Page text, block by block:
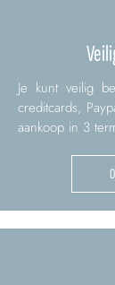
Je kunt veilig
creditcards,
aankoop in 3